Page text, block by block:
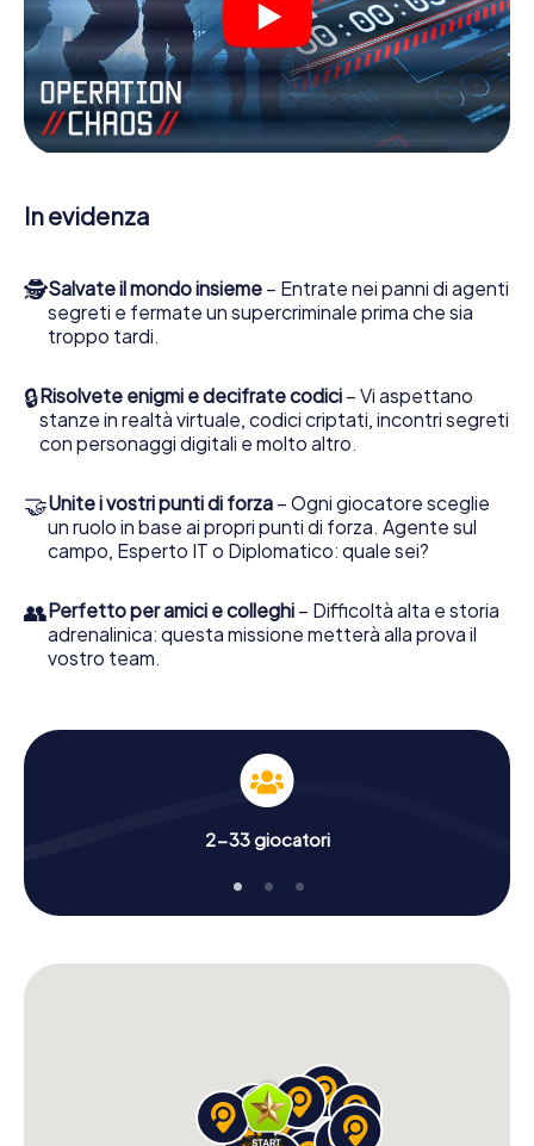
Lavori insieme con una squadra, origli le spie nemiche e
porti gli ufficiali di collegamento dalla sua parte. In questo
Escape Game a Tías lei e la sua squadra dovete essere
pronti a fermare i cattivi. A differenza di James Bond and
Co., tuttavia, non diventate eroi silenziosi: lei e la sua
squadra sarete immortalati nel punteggio più alto del Tías
immagini. Il gioco di Escape di myCityHunt rende Tías, il
suo parco giochi di avventura. Acquisti i suoi biglietti nel
In evidenza
🕵Salvate il mondo insieme – Entrate nei panni di agenti
segreti e fermate un supercriminale prima che sia
troppo tardi.
🔒Risolvete enigmi e decifrate codici – Vi aspettano
stanze in realtà virtuale, codici criptati, incontri segreti
con personaggi digitali e molto altro.
🤝Unite i vostri punti di forza – Ogni giocatore sceglie
un ruolo in base ai propri punti di forza. Agente sul
campo, Esperto IT o Diplomatico: quale sei?
👥Perfetto per amici e colleghi – Difficoltà alta e storia
adrenalinica: questa missione metterà alla prova il
vostro team.
2-33 giocatori